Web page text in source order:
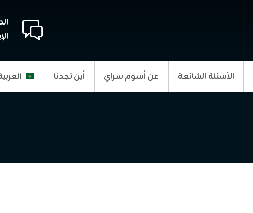
الأسئلة الشائعة عن أسوم سراي أين تجدنا